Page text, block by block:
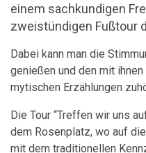
einem sachkundigen
zweistündigen Fußtour
Dabei kann man die
genießen und den mit
mytischen Erzählungen
Die Tour “Treffen wir uns
dem Rosenplatz, wo auf
mit dem traditionellen